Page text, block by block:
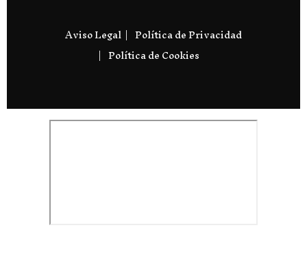
Aviso Legal
Política de Privacidad
Política de Cookies